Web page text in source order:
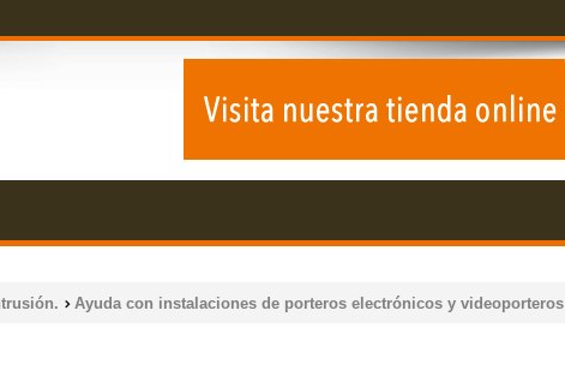
Ayuda con instalaciones de porteros electrónicos y videoporteros